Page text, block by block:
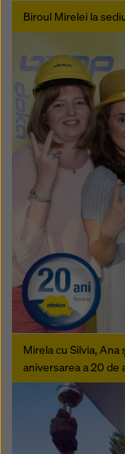
Biroul Mirelei la
Mirela cu Silvia,
aniversarea a 20 de